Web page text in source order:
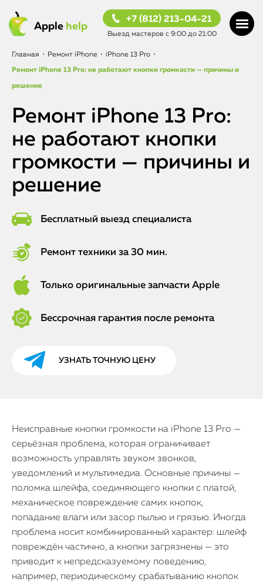
Apple help
+7 (812) 213-04-21
Выезд мастеров с 9:00 до 21:00
Главная • Ремонт iPhone • iPhone 13 Pro •
Ремонт iPhone 13 Pro: не работают кнопки громкости — причины и
решение
Ремонт iPhone 13 Pro:
не работают кнопки
громкости — причины и
решение
Бесплатный выезд специалиста
Ремонт техники за 30 мин.
Только оригинальные запчасти Apple
Бессрочная гарантия после ремонта
УЗНАТЬ ТОЧНУЮ ЦЕНУ
Неисправные кнопки громкости на iPhone 13 Pro —
серьёзная проблема, которая ограничивает
возможность управлять звуком звонков,
уведомлений и мультимедиа. Основные причины —
поломка шлейфа, соединяющего кнопки с платой,
механическое повреждение самих кнопок,
попадание влаги или засор пылью и грязью. Иногда
проблема носит комбинированный характер: шлейф
повреждён частично, а кнопки загрязнены — это
приводит к непредсказуемому поведению,
например, периодическому срабатыванию кнопок